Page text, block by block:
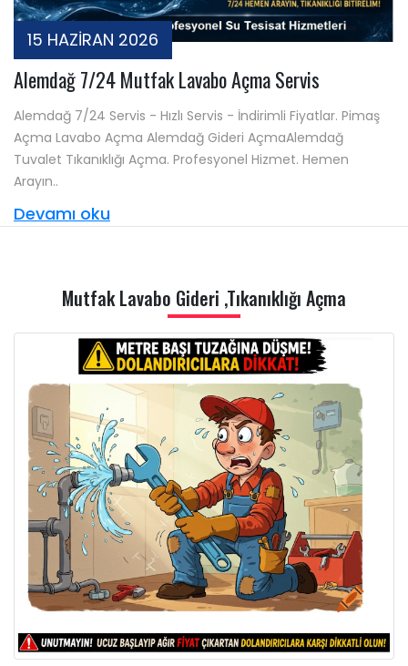
15 HAZİRAN 2026
Alemdağ 7/24 Mutfak Lavabo Açma Servis
Alemdağ 7/24 Servis - Hızlı Servis - İndirimli Fiyatlar. Pimaş
Açma Lavabo Açma Alemdağ Gideri AçmaAlemdağ
Tuvalet Tıkanıklığı Açma. Profesyonel Hizmet. Hemen
Arayın..
Devamı oku
Mutfak Lavabo Gideri ,Tıkanıklığı Açma